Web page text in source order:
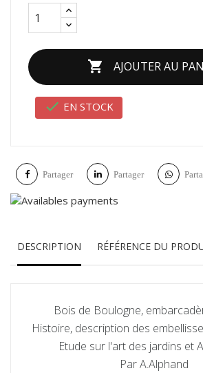
 AJOUTER AU
 EN STOCK
Partager Partager
DESCRIPTION RÉFÉRENCE DU
Bois de Boulogne,
Histoire, description des
Etude sur l'art des jardins et
Par A.Alphand